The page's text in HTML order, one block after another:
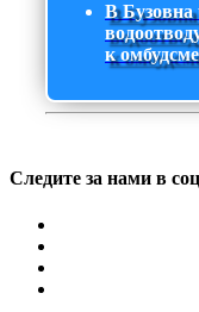
В Бузовна
к
Следите за нами в